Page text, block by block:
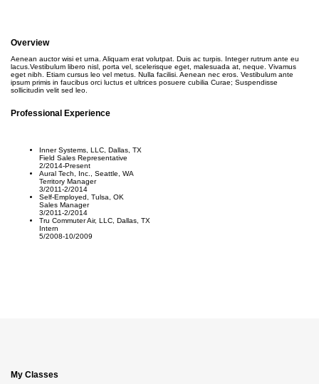
Overview
Aenean auctor wisi et urna. Aliquam erat volutpat. Duis ac turpis. Integer rutrum ante eu
lacus.Vestibulum libero nisl, porta vel, scelerisque eget, malesuada at, neque. Vivamus
eget nibh. Etiam cursus leo vel metus. Nulla facilisi. Aenean nec eros. Vestibulum ante
ipsum primis in faucibus orci luctus et ultrices posuere cubilia Curae; Suspendisse
sollicitudin velit sed leo.
Professional Experience
Inner Systems, LLC, Dallas, TX
Field Sales Representative
2/2014-Present
Aural Tech, Inc., Seattle, WA
Territory Manager
3/2011-2/2014
Self-Employed, Tulsa, OK
Sales Manager
3/2011-2/2014
Tru Commuter Air, LLC, Dallas, TX
Intern
5/2008-10/2009
My Classes